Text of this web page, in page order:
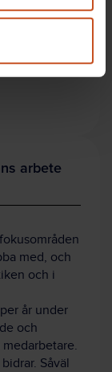
och Säsong
arbete
med, och
och i
år under
och
Såväl